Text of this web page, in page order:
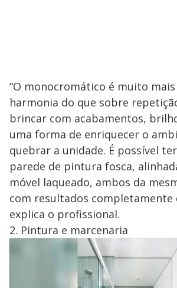
“O monocromático é muito
harmonia do que sobre
brincar com acabamentos,
uma forma de enriquecer o
quebrar a unidade. É possível
parede de pintura fosca,
móvel laqueado, ambos da
com resultados completamente
explica o profissional.
2. Pintura e marcenaria